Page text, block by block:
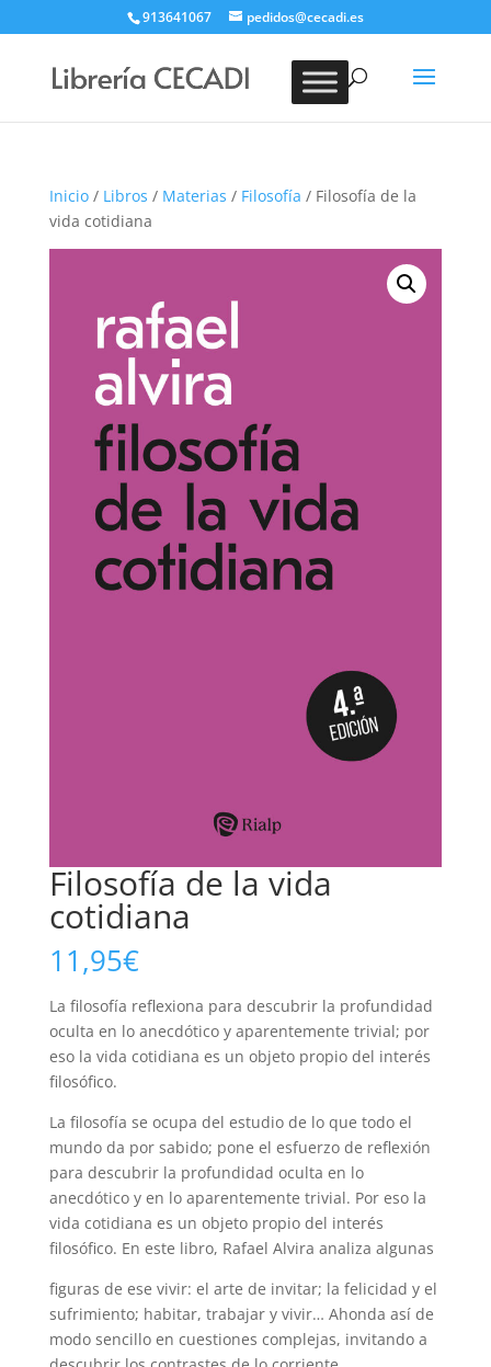
913641067 pedidos@cecadi.es
BUSCAR
Inicio/ Libros / Materias / Filosofía / Filosofía de la
vida cotidiana
Filosofía de la vida
cotidiana
11,95€
La filosofía reflexiona para descubrir la profundidad
oculta en lo anecdótico y aparentemente trivial; por
eso la vida cotidiana es un objeto propio del interés
filosófico.
La filosofía se ocupa del estudio de lo que todo el
mundo da por sabido; pone el esfuerzo de reflexión
para descubrir la profundidad oculta en lo
anecdótico y en lo aparentemente trivial. Por eso la
vida cotidiana es un objeto propio del interés
filosófico. En este libro, Rafael Alvira analiza algunas
figuras de ese vivir: el arte de invitar; la felicidad y el
sufrimiento; habitar, trabajar y vivir… Ahonda así de
modo sencillo en cuestiones complejas, invitando a